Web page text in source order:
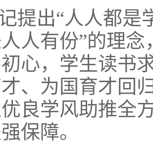
提出“人人都是
人有份”的理
心，学生读书
、为国育才回
良学风助推全
保障。